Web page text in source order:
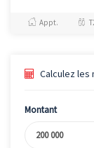
commerces
quo...Appt.
Calculez
Montant